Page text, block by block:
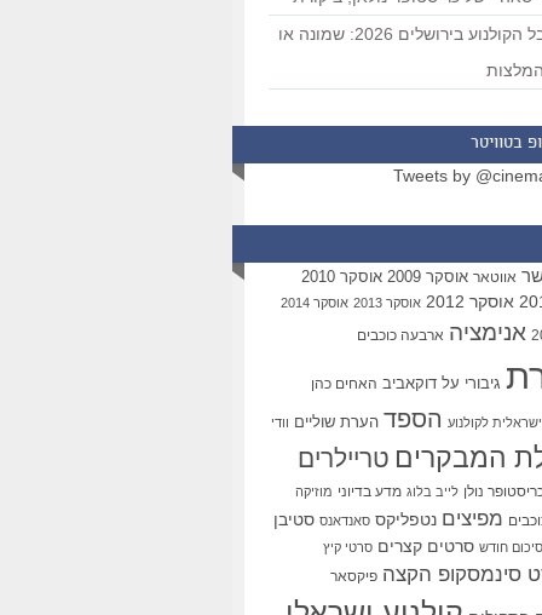
פסטיבל הקולנוע בירושלים 2026: שמונה או
בטוויטר
Tweets by
אווטאר אוסקר 2009 אוסקר 2010
אוסקר 2012 אוסקר 2013 אוסקר 2014
אנימציה ארבעה כוכבים
גיבורי על דוקאביב האחים כהן
לקולנוע הספד הערת שוליים וודי
המבקרים טריילרים
נולן לייב בלוג מדע בדיוני מוזיקה
מפיצים נטפליקס סאנדאנס סטיבן
סיכום חודש סרטים קצרים סרטי קיץ
סינמסקופ הקצה פיקסאר